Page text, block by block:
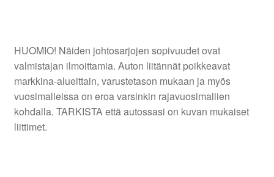
HUOMIO! Näiden johtosarjojen sopivuudet ovat
valmistajan ilmoittamia. Auton liitännät poikkeavat
markkina-alueittain, varustetason mukaan ja myös
vuosimalleissa on eroa varsinkin rajavuosimallien
kohdalla. TARKISTA että autossasi on kuvan mukaiset
liittimet.